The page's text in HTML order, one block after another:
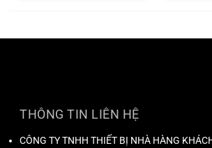
THÔNG TIN LIÊN HỆ
CÔNG TY TNHH THIẾT BỊ NHÀ HÀNG